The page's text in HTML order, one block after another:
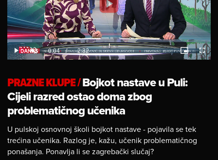
Play
Video
Play UnmuteCurrent
0:04 / Duration
2:32
Loaded:
12.28%
Picture-
in-
PRAZNE KLUPE/Bojkot nastave u Puli:
Cijeli razred ostao doma zbog
problematičnog učenika
U pulskoj osnovnoj školi bojkot nastave - pojavila se tek
trećina učenika. Razlog je, kažu, učenik problematičnog
ponašanja. Ponavlja li se zagrebački slučaj?